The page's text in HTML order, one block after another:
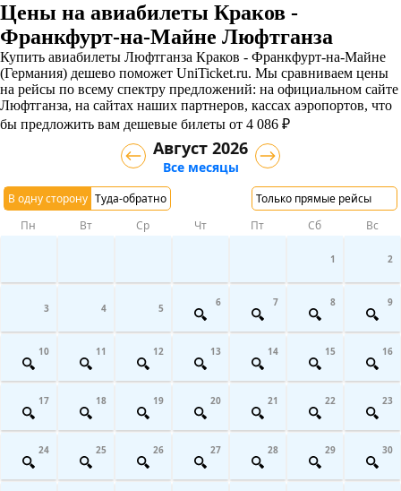
Цены на авиабилеты Краков -
Франкфурт-на-Майне Люфтганза
Купить авиабилеты Люфтганза Краков - Франкфурт-на-Майне
(Германия) дешево поможет UniTicket.ru. Мы сравниваем цены
на рейсы по всему спектру предложений: на официальном сайте
Люфтганза, на сайтах наших партнеров, кассах аэропортов, что
бы предложить вам дешевые билеты от 4 086 ₽
В одну сторону Туда-обратно Только прямые рейсы
Август 2026
Все месяцы
Пн Вт Ср Чт Пт Сб Вс
1 2
3 4 5 6 7 8 9
10 11 12 13 14 15 16
17 18 19 20 21 22 23
24 25 26 27 28 29 30